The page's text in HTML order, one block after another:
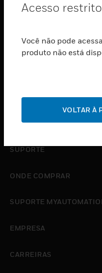
PRODUTOS
SERVIÇOS
INDUSTRIAS
SUPORTE
ONDE COMPRAR
SUPORTE
EMPRESA
CARREIRAS
Acesso restrito
Você não pode
produto não está
VOLTAR À